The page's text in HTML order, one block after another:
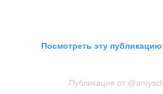
Посмотреть эту
Публикация от